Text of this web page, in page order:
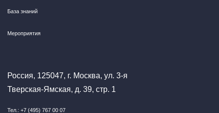
База знаний
Мероприятия
Россия, 125047, г. Москва, ул. 3-я
Тверская-Ямская, д. 39, стр. 1
Тел.: +7 (495) 767 00 07